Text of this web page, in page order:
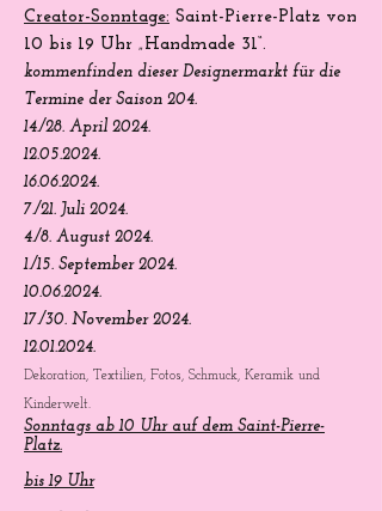
Creator-Sonntage: Saint-Pierre-Platz von
10 bis 19 Uhr „Handmade 31“.
kommenfinden dieser Designermarkt für die
Termine der Saison 204.
14./28. April 2024.
12.05.2024.
16.06.2024.
7./21. Juli 2024.
4./8. August 2024.
1./15. September 2024.
10.06.2024.
17./30. November 2024.
12.01.2024.
Dekoration, Textilien, Fotos, Schmuck, Keramik und
Kinderwelt.
Sonntags ab 10 Uhr auf dem Saint-Pierre-
Platz.
bis 19 Uhr